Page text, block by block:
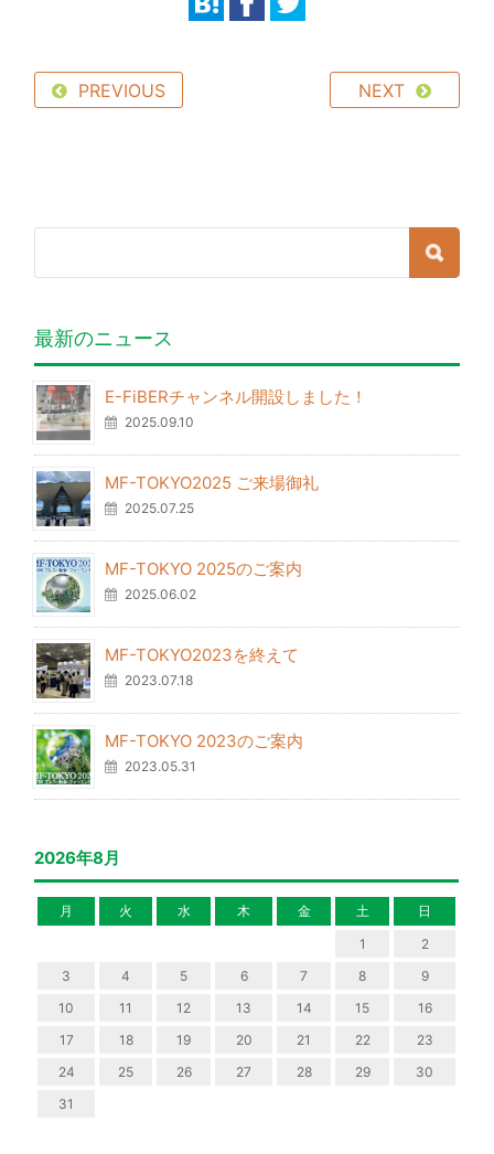
PREVIOUS NEXT
最新のニュース
E-FiBERチャンネル開設しました！
2025.09.10
MF-TOKYO2025 ご来場御礼
2025.07.25
MF-TOKYO 2025のご案内
2025.06.02
MF-TOKYO2023を終えて
2023.07.18
MF-TOKYO 2023のご案内
2023.05.31
2026年8月
月 火 水 木 金 土
日
1
2
3
4 5 6 7 8
9
10
11 12 13 14 15
16
17
18 19 20 21 22
23
24
25 26 27 28 29
30
31